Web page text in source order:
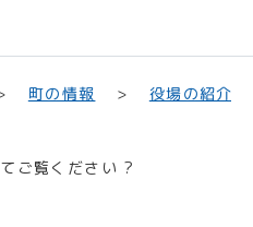
町の情報 役場の紹介
ご覧ください ?